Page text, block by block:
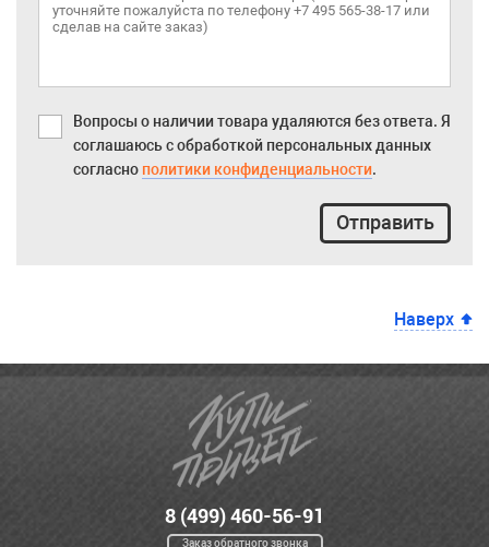
Вопросы о наличии товара удаляются без ответа. Я
соглашаюсь с обработкой персональных данных
согласно политики конфиденциальности.
Отправить
Наверх
8 (499) 460-56-91
Заказ обратного звонка